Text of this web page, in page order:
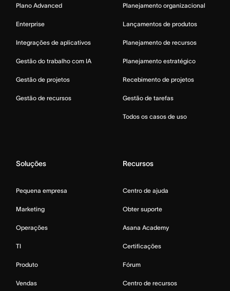
Plano Advanced
Enterprise
Integrações de aplicativos
Gestão do trabalho com IA
Gestão de projetos
Gestão de recursos
Planejamento organizacional
Lançamentos de produtos
Planejamento de recursos
Planejamento estratégico
Recebimento de projetos
Gestão de tarefas
Todos os casos de uso
Soluções
Pequena empresa
Marketing
Operações
TI
Produto
Vendas
Recursos
Centro de ajuda
Obter suporte
Asana Academy
Certificações
Fórum
Centro de recursos